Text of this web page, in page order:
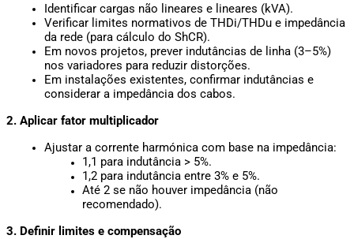
Identificar cargas não lineares e lineares (kVA).
Verificar limites normativos de THDi/THDu e impedância
da rede (para cálculo do ShCR).
Em novos projetos, prever indutâncias de linha (3–5%)
nos variadores para reduzir distorções.
Em instalações existentes, confirmar indutâncias e
considerar a impedância dos cabos.
2. Aplicar fator multiplicador
Ajustar a corrente harmónica com base na impedância:
1,1 para indutância > 5%.
1,2 para indutância entre 3% e 5%.
Até 2 se não houver impedância (não
recomendado).
3. Definir limites e compensação